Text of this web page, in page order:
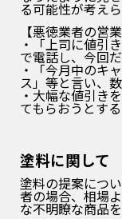
る可能性が考えら
【悪徳業者の営
・「上司に値引
で電話し、今回
・「今月中のキ
ス」等と言い、
・大幅な値引き
てもらおうとする
塗料に関して
塗料の提案につ
者の場合、相場
な不明瞭な商品